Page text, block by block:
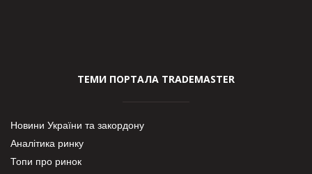
ТЕМИ ПОРТАЛА TRADEMASTER
Новини України та закордону
Аналітика ринку
Топи про ринок